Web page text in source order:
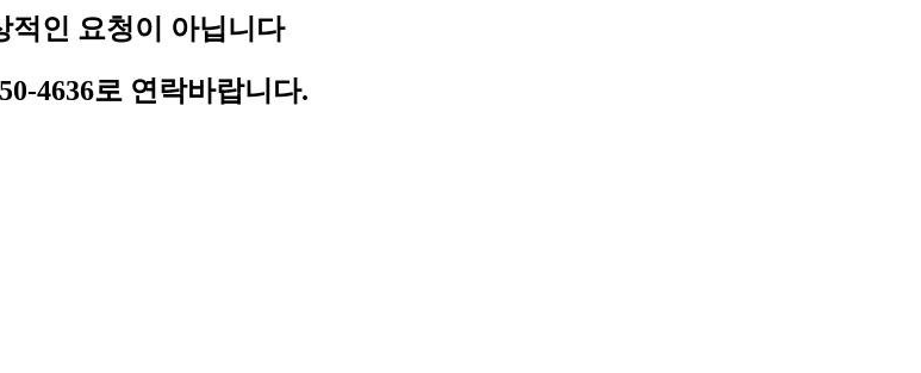
적인 요청이 아닙니다
4636로 연락바랍니다.